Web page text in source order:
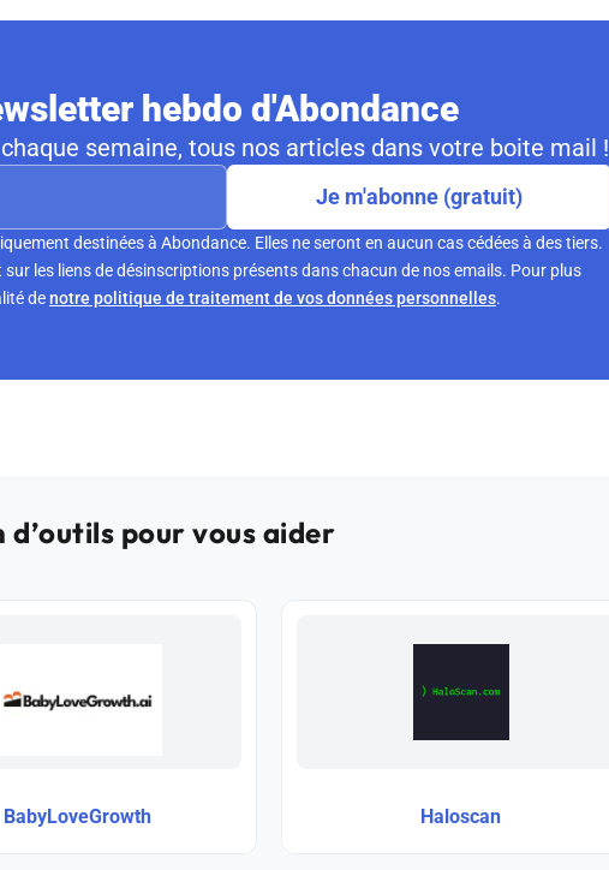
hebdo d'Abondance
semaine, tous nos articles dans votre boite mail !
Je m'abonne (gratuit)
destinées à Abondance. Elles ne seront en aucun cas cédées à des tiers.
les liens de désinscriptions présents dans chacun de nos emails. Pour plus
denotre politique de traitement de vos données personnelles.
d’outils pour vous aider
BabyLoveGrowth Haloscan